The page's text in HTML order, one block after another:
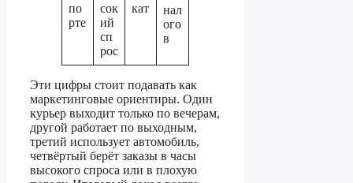
по
рте
сок
ий
сп
рос
кат
нал
ого
в
Эти цифры стоит подавать как
маркетинговые ориентиры. Один
курьер выходит только по вечерам,
другой работает по выходным,
третий использует автомобиль,
четвёртый берёт заказы в часы
высокого спроса или в плохую